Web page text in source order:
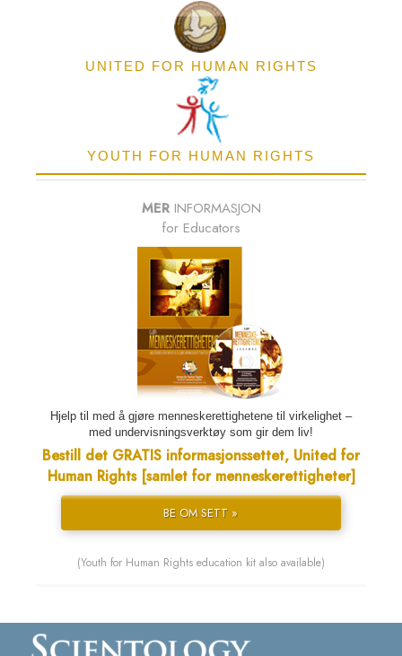
UNITED FOR HUMAN RIGHTS
YOUTH FOR HUMAN RIGHTS
MER INFORMASJON
for Educators
Hjelp til med å gjøre menneskerettighetene til virkelighet –
med undervisningsverktøy som gir dem liv!
Bestill det GRATIS informasjonssettet, United for
Human Rights [samlet for menneskerettigheter]
BE OM SETT »
(Youth for Human Rights education kit also available)